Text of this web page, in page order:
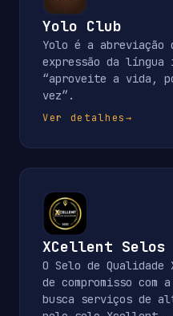
Yolo Club
Yolo é a abreviação
expressão da
“aproveite a vida,
vez”.
Ver detalhes→
XCellent Selos
O Selo de
de compromisso com
busca serviços de